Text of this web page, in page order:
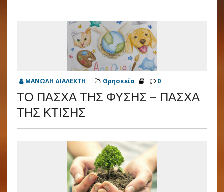
ΜΑΝΩΛΗ ΔΙΑΛΕΧΤΗ Θρησκεία 0
ΤΟ ΠΑΣΧΑ ΤΗΣ ΦΥΣΗΣ – ΠΑΣΧΑ
ΤΗΣ ΚΤΙΣΗΣ